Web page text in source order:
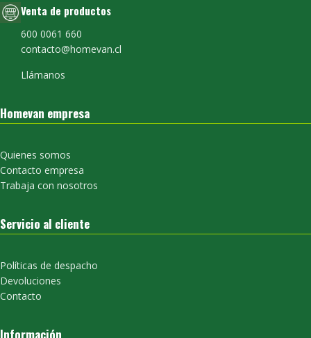
Venta de productos
600 0061 660
contacto@homevan.cl
Llámanos
Homevan empresa
Quienes somos
Contacto empresa
Trabaja con nosotros
Servicio al cliente
Políticas de despacho
Devoluciones
Contacto
Información